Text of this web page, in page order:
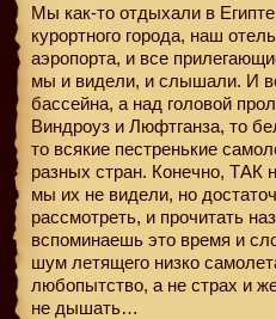
Мы как-то отдыхали в
курортного города, наш
аэропорта, и все
мы и видели, и слышали. И
бассейна, а над головой
Виндроуз и Люфтганза, то
то всякие пестренькие
разных стран. Конечно, ТАК
мы их не видели, но
рассмотреть, и прочитать
вспоминаешь это время и
шум летящего низко
любопытство, а не страх и
не дышать…